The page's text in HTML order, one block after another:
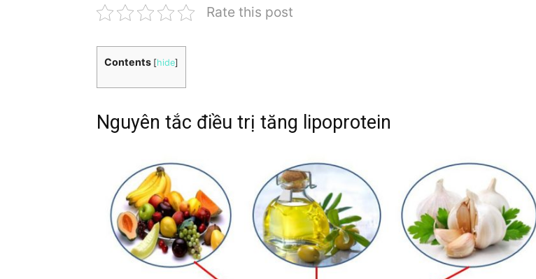
Rate this post
Contents [hide]
Nguyên tắc điều trị tăng lipoprotein